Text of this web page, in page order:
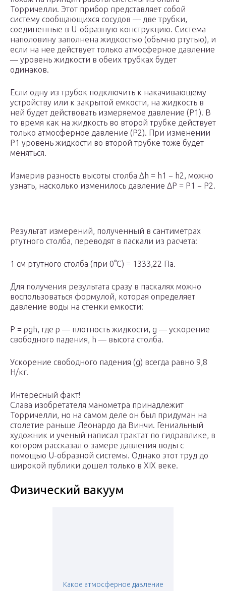
Торричелли. Этот прибор представляет собой
систему сообщающихся сосудов — две трубки,
соединенные в U-образную конструкцию. Система
наполовину заполнена жидкостью (обычно ртутью), и
если на нее действует только атмосферное давление
— уровень жидкости в обеих трубках будет
одинаков.
Если одну из трубок подключить к накачивающему
устройству или к закрытой емкости, на жидкость в
ней будет действовать измеряемое давление (Р1). В
то время как на жидкость во второй трубке действует
только атмосферное давление (Р2). При изменении
Р1 уровень жидкости во второй трубке тоже будет
меняться.
Измерив разность высоты столба Δh = h1 − h2, можно
узнать, насколько изменилось давление ΔP = P1 − P2.
Результат измерений, полученный в сантиметрах
ртутного столба, переводят в паскали из расчета:
1 см ртутного столба (при 0°C) = 1333,22 Па.
Для получения результата сразу в паскалях можно
воспользоваться формулой, которая определяет
давление воды на стенки емкости:
Р = ρgh, где ρ — плотность жидкости, g — ускорение
свободного падения, h — высота столба.
Ускорение свободного падения (g) всегда равно 9,8
H/кг.
Интересный факт!
Слава изобретателя манометра принадлежит
Торричелли, но на самом деле он был придуман на
столетие раньше Леонардо да Винчи. Гениальный
художник и ученый написал трактат по гидравлике, в
котором рассказал о замере давления воды с
помощью U-образной системы. Однако этот труд до
широкой публики дошел только в XIX веке.
Физический вакуум
Какое атмосферное давление